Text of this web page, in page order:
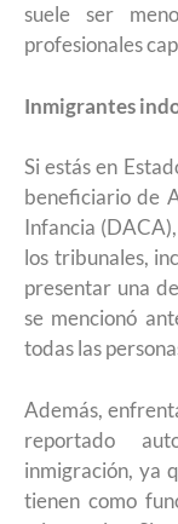
suele ser
profesionales
Inmigrantes
Si estás en
beneficiario de
Infancia
los tribunales,
presentar una
se mencionó
todas las
Además,
reportado
inmigración, ya
tienen como